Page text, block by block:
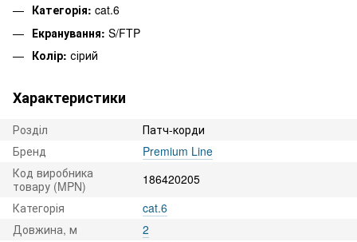
Категорія: cat.6
Екранування: S/FTP
Колір: сірий
Характеристики
Розділ
Патч-корди
Бренд
Premium Line
Код виробника
товару (MPN)
186420205
Категорія
cat.6
Довжина, м
2